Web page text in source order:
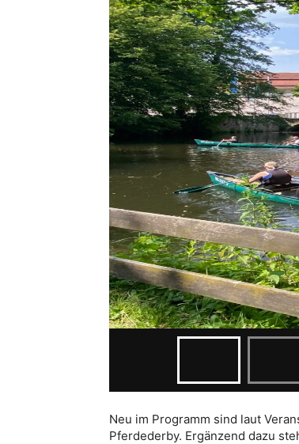
Neu im Programm sind laut
Pferdederby. Ergänzend dazu